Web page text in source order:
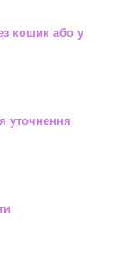
кошик або у
уточнення